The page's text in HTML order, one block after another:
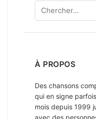
Chercher
À PROPOS
Des chansons
qui en signe
mois depuis 1999
avec des